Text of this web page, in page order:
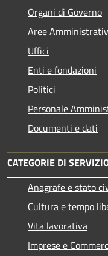
Organi di Governo
Aree
Uffici
Enti e fondazioni
Politici
Personale
Documenti e dati
CATEGORIE DI
Anagrafe e stato
Cultura e tempo
Vita lavorativa
Imprese e